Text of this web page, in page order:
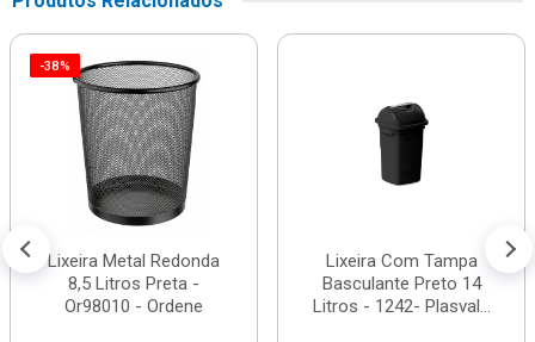
-38%
Lixeira Metal Redonda
8,5 Litros Preta -
Or98010 - Ordene
Lixeira Com Tampa
Basculante Preto 14
Litros - 1242- Plasval...